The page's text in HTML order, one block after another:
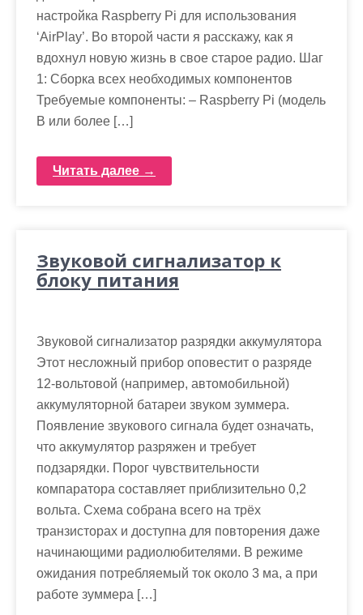
настройка Raspberry Pi для использования
‘AirPlay’. Во второй части я расскажу, как я
вдохнул новую жизнь в свое старое радио. Шаг
1: Сборка всех необходимых компонентов
Требуемые компоненты: – Raspberry Pi (модель
B или более […]
Читать далее →
Звуковой сигнализатор к
блоку питания
Звуковой сигнализатор разрядки аккумулятора
Этот несложный прибор оповестит о разряде
12-вольтовой (например, автомобильной)
аккумуляторной батареи звуком зуммера.
Появление звукового сигнала будет означать,
что аккумулятор разряжен и требует
подзарядки. Порог чувствительности
компаратора составляет приблизительно 0,2
вольта. Схема собрана всего на трёх
транзисторах и доступна для повторения даже
начинающими радиолюбителями. В режиме
ожидания потребляемый ток около 3 ма, а при
работе зуммера […]